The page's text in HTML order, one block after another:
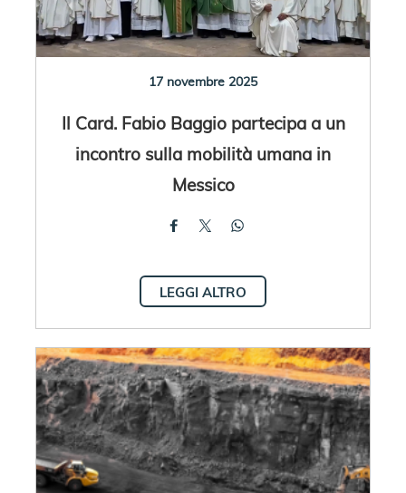
17 novembre 2025
Il Card. Fabio Baggio partecipa a un
incontro sulla mobilità umana in
Messico
LEGGI ALTRO